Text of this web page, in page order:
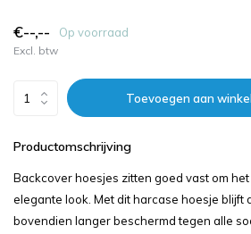
€--,-- Op voorraad
Excl. btw
Toevoegen aan
Productomschrijving
Backcover hoesjes zitten goed vast om
elegante look. Met dit harcase hoesje blijft
bovendien langer beschermd tegen alle